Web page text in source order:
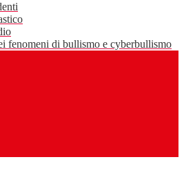
fenomeni di bullismo e cyberbullismo